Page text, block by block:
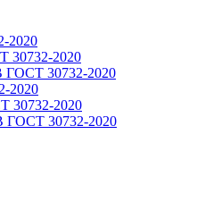
2020
2020
30732-2020
2020
2020
30732-2020